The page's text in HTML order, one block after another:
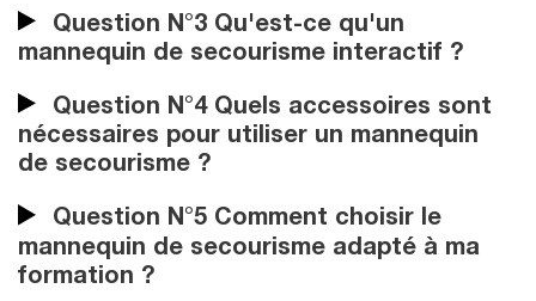
Question N°3 Qu'est-ce qu'un
mannequin de secourisme interactif ?
Question N°4 Quels accessoires sont
nécessaires pour utiliser un mannequin
de secourisme ?
Question N°5 Comment choisir le
mannequin de secourisme adapté à ma
formation ?